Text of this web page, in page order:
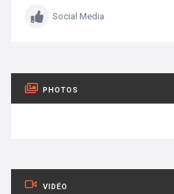
Social Media
PHOTOS
VIDÉO